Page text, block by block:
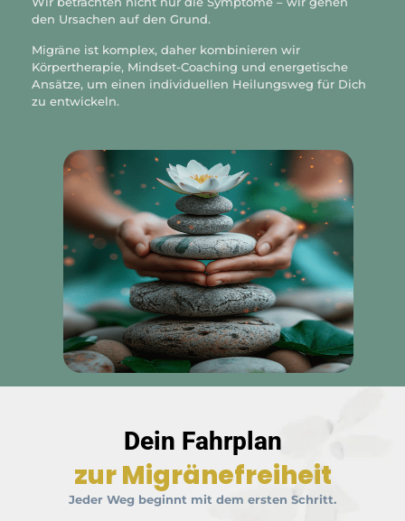
den Ursachen auf den Grund.
Migräne ist komplex, daher kombinieren wir
Körpertherapie, Mindset-Coaching und energetische
Ansätze, um einen individuellen Heilungsweg für Dich
zu entwickeln.
Dein Fahrplan
zur Migränefreiheit
Jeder Weg beginnt mit dem ersten Schritt.